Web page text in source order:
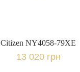
Citizen NY4058-79XE
13 020 грн